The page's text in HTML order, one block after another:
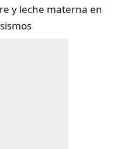
y leche materna en